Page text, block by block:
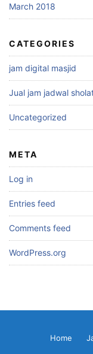
March 2018
CATEGORIES
jam digital masjid
Jual jam jadwal
Uncategorized
META
Log in
Entries feed
Comments feed
WordPress.org
Home